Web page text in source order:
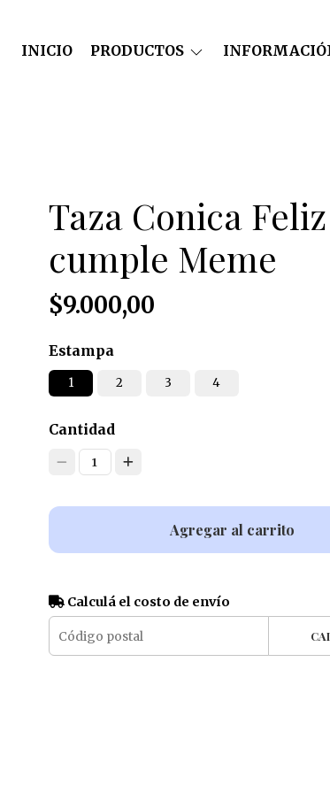
INICIO PRODUCTOS
Taza Conica Feliz
cumple Meme
$9.000,00
Estampa
1 2 3 4
Cantidad
1
Agregar al carrito
Calculá el costo de envío